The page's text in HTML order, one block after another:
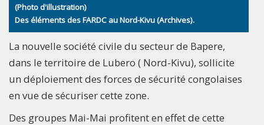
(Photo d'illustration)
Des éléments des FARDC au Nord-Kivu (Archives).
La nouvelle société civile du secteur de Bapere,
dans le territoire de Lubero ( Nord-Kivu), sollicite
un déploiement des forces de sécurité congolaises
en vue de sécuriser cette zone.
Des groupes Mai-Mai profitent en effet de cette